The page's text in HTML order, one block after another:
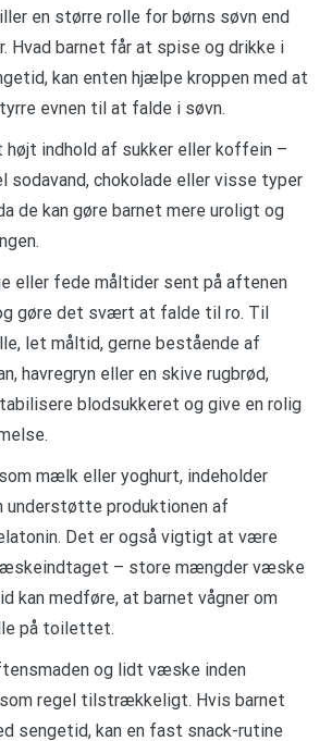
en større rolle for børns søvn end
Hvad barnet får at spise og drikke i
kan enten hjælpe kroppen med at
evnen til at falde i søvn.
højt indhold af sukker eller koffein –
sodavand, chokolade eller visse typer
de kan gøre barnet mere uroligt og
eller fede måltider sent på aftenen
gøre det svært at falde til ro. Til
let måltid, gerne bestående af
havregryn eller en skive rugbrød,
blodsukkeret og give en rolig
mælk eller yoghurt, indeholder
understøtte produktionen af
Det er også vigtigt at være
– store mængder væske
kan medføre, at barnet vågner om
på toilettet.
og lidt væske inden
regel tilstrækkeligt. Hvis barnet
sengetid, kan en fast snack-rutine